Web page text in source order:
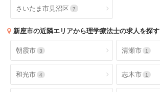
さいたま市見沼区 7
新座市の近隣エリアから理学療法士の求人を探す
朝霞市 3 清瀬市 1
和光市 4 志木市 1